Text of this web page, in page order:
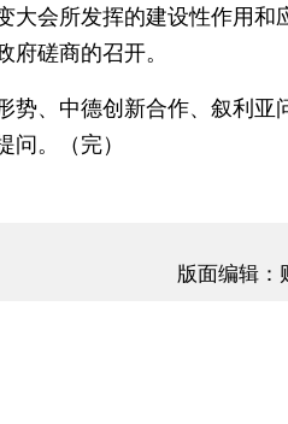
大会所发挥的建设性作用和
磋商的召开。
、中德创新合作、叙利亚
问。（完）
版面编辑：